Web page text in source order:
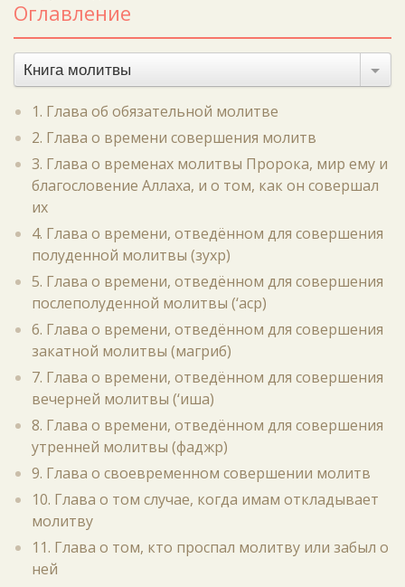
Оглавление
Книга молитвы
1. Глава об обязательной молитве
2. Глава о времени совершения молитв
3. Глава о временах молитвы Пророка, мир ему и
благословение Аллаха, и о том, как он совершал
их
4. Глава о времени, отведённом для совершения
полуденной молитвы (зухр)
5. Глава о времени, отведённом для совершения
послеполуденной молитвы (‘аср)
6. Глава о времени, отведённом для совершения
закатной молитвы (магриб)
7. Глава о времени, отведённом для совершения
вечерней молитвы (‘иша)
8. Глава о времени, отведённом для совершения
утренней молитвы (фаджр)
9. Глава о своевременном совершении молитв
10. Глава о том случае, когда имам откладывает
молитву
11. Глава о том, кто проспал молитву или забыл о
ней